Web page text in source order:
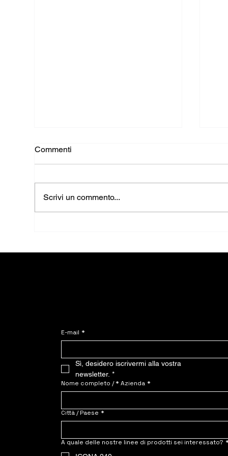
E-mail *
Sì, desidero iscrivermi alla vostra
newsletter. *
Nome completo / * Azienda *
Città / Paese *
A quale delle nostre linee di prodotti sei interessato?
Commenti
Scrivi un commento...